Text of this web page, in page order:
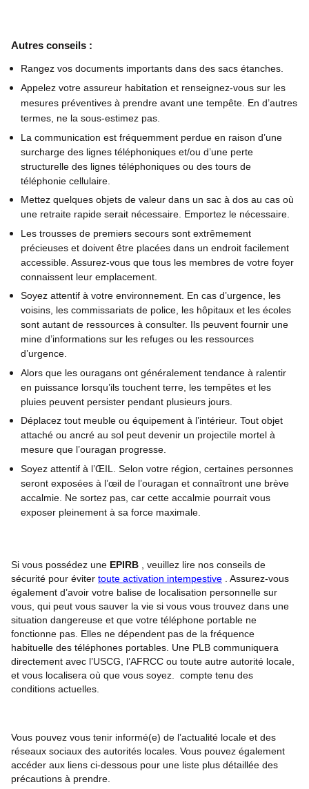
Autres conseils :
Rangez vos documents importants dans des sacs étanches.
Appelez votre assureur habitation et renseignez-vous sur les
mesures préventives à prendre avant une tempête. En d’autres
termes, ne la sous-estimez pas.
La communication est fréquemment perdue en raison d’une
surcharge des lignes téléphoniques et/ou d’une perte
structurelle des lignes téléphoniques ou des tours de
téléphonie cellulaire.
Mettez quelques objets de valeur dans un sac à dos au cas où
une retraite rapide serait nécessaire. Emportez le nécessaire.
Les trousses de premiers secours sont extrêmement
précieuses et doivent être placées dans un endroit facilement
accessible. Assurez-vous que tous les membres de votre foyer
connaissent leur emplacement.
Soyez attentif à votre environnement. En cas d’urgence, les
voisins, les commissariats de police, les hôpitaux et les écoles
sont autant de ressources à consulter. Ils peuvent fournir une
mine d’informations sur les refuges ou les ressources
d’urgence.
Alors que les ouragans ont généralement tendance à ralentir
en puissance lorsqu’ils touchent terre, les tempêtes et les
pluies peuvent persister pendant plusieurs jours.
Déplacez tout meuble ou équipement à l’intérieur. Tout objet
attaché ou ancré au sol peut devenir un projectile mortel à
mesure que l’ouragan progresse.
Soyez attentif à l’ŒIL. Selon votre région, certaines personnes
seront exposées à l’œil de l’ouragan et connaîtront une brève
accalmie. Ne sortez pas, car cette accalmie pourrait vous
exposer pleinement à sa force maximale.
Si vous possédez une EPIRB , veuillez lire nos conseils de
sécurité pour éviter toute activation intempestive . Assurez-vous
également d’avoir votre balise de localisation personnelle sur
vous, qui peut vous sauver la vie si vous vous trouvez dans une
situation dangereuse et que votre téléphone portable ne
fonctionne pas. Elles ne dépendent pas de la fréquence
habituelle des téléphones portables. Une PLB communiquera
directement avec l’USCG, l’AFRCC ou toute autre autorité locale,
et vous localisera où que vous soyez. compte tenu des
conditions actuelles.
Vous pouvez vous tenir informé(e) de l’actualité locale et des
réseaux sociaux des autorités locales. Vous pouvez également
accéder aux liens ci-dessous pour une liste plus détaillée des
précautions à prendre.